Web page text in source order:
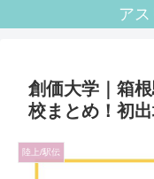
ア
創価大学｜箱
校まとめ！初
陸上/駅伝